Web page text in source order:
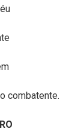
combatente.